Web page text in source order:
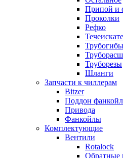
Припой и
Проколки
Рефко
Трубогибы
Труборезы
Шланги
Запчасти к чиллерам
Bitzer
Поддон
Привода
Фанкойлы
Комплектующие
Вентили
Rotalock
Обратные